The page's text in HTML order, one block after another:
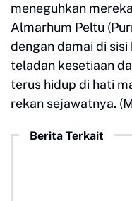
meneguhkan
Almarhum Peltu
dengan damai di
teladan kesetiaan
terus hidup di hati
rekan sejawatnya.
Berita Terkait